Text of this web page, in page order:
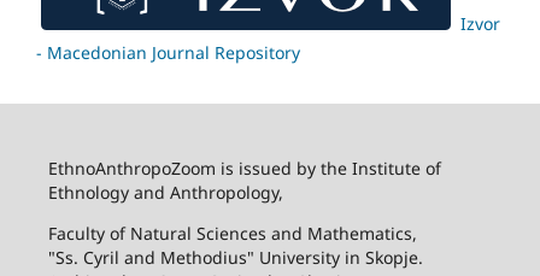
Izvor
- Macedonian Journal Repository
EthnoAnthropoZoom is issued by the Institute of
Ethnology and Anthropology,
Faculty of Natural Sciences and Mathematics,
"Ss. Cyril and Methodius" University in Skopje.